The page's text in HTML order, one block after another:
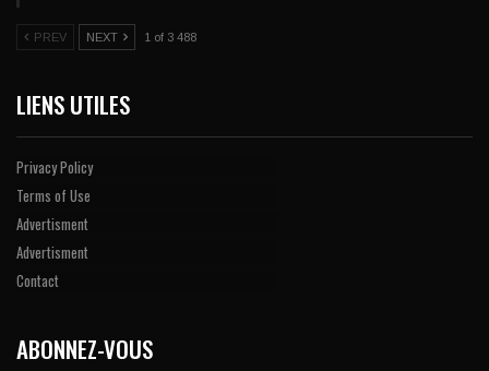
PREV NEXT 1 of 3 488
LIENS UTILES
Privacy Policy
Terms of Use
Advertisment
Advertisment
Contact
ABONNEZ-VOUS